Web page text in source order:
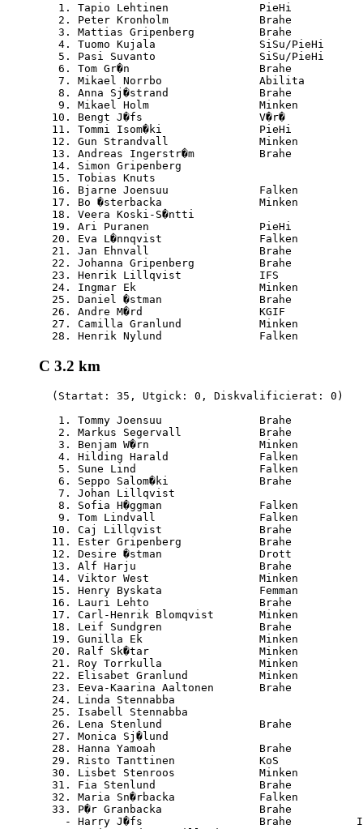
1. Tapio Lehtinen              PieHi
2. Peter Kronholm              Brahe
3. Mattias Gripenberg          Brahe
4. Tuomo Kujala                SiSu/PieHi
5. Pasi Suvanto                SiSu/PieHi
6. Tom Gr�n                    Brahe
7. Mikael Norrbo               Abilita
8. Anna Sj�strand              Brahe
9. Mikael Holm                 Minken
10. Bengt J�fs                  V�r�
11. Tommi Isom�ki               PieHi
12. Gun Strandvall              Minken
13. Andreas Ingerstr�m          Brahe
14. Simon Gripenberg
15. Tobias Knuts
16. Bjarne Joensuu              Falken
17. Bo �sterbacka               Minken
18. Veera Koski-S�ntti
19. Ari Puranen                 PieHi
20. Eva L�nnqvist               Falken
21. Jan Ehnvall                 Brahe
22. Johanna Gripenberg          Brahe
23. Henrik Lillqvist            IFS
24. Ingmar Ek                   Minken
25. Daniel �stman               Brahe
26. Andre M�rd                  KGIF
27. Camilla Granlund            Minken
C 3.2 km
  (Startat: 35, Utgick: 0, Diskvalificierat: 0)
1. Tommy Joensuu               Brahe
2. Markus Segervall            Brahe
3. Benjam W�rn                 Minken
4. Hilding Harald              Falken
5. Sune Lind                   Falken
6. Seppo Salom�ki              Brahe
7. Johan Lillqvist
8. Sofia H�ggman               Falken
9. Tom Lindvall                Falken
10. Caj Lillqvist               Brahe
11. Ester Gripenberg            Brahe
12. Desire �stman               Drott
13. Alf Harju                   Brahe
14. Viktor West                 Minken
15. Henry Byskata               Femman
16. Lauri Lehto                 Brahe
17. Carl-Henrik Blomqvist       Minken
18. Leif Sundgren               Brahe
19. Gunilla Ek                  Minken
20. Ralf Sk�tar                 Minken
21. Roy Torrkulla               Minken
22. Elisabet Granlund           Minken
23. Eeva-Kaarina Aaltonen       Brahe
24. Linda Stennabba
25. Isabell Stennabba
26. Lena Stenlund               Brahe
27. Monica Sj�lund
28. Hanna Yamoah                Brahe
29. Risto Tanttinen             KoS
30. Lisbet Stenroos             Minken
31. Fia Stenlund                Brahe
32. Maria Sn�rbacka             Falken
33. P�r Granbacka               Brahe
- Harry J�fs                  Brahe